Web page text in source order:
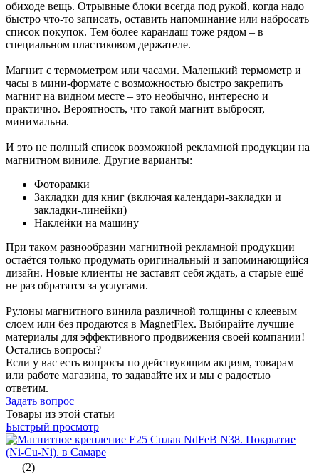
обиходе вещь. Отрывные блоки всегда под рукой, когда надо
быстро что-то записать, оставить напоминание или набросать
список покупок. Тем более карандаш тоже рядом – в
специальном пластиковом держателе.
Магнит с термометром или часами. Маленький термометр и
часы в мини-формате с возможностью быстро закрепить
магнит на видном месте – это необычно, интересно и
практично. Вероятность, что такой магнит выбросят,
минимальна.
И это не полный список возможной рекламной продукции на
магнитном виниле. Другие варианты:
Фоторамки
Закладки для книг (включая календари-закладки и
закладки-линейки)
Наклейки на машину
При таком разнообразии магнитной рекламной продукции
остаётся только продумать оригинальный и запоминающийся
дизайн. Новые клиенты не заставят себя ждать, а старые ещё
не раз обратятся за услугами.
Рулоны магнитного винила различной толщины с клеевым
слоем или без продаются в MagnetFlex. Выбирайте лучшие
материалы для эффективного продвижения своей компании!
Остались вопросы?
Если у вас есть вопросы по действующим акциям, товарам
или работе магазина, то задавайте их и мы с радостью
ответим.
Задать вопрос
Товары из этой статьи
Быстрый просмотр
(2)